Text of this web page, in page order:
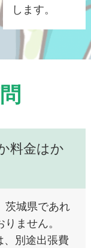
します。
料金はか
茨城県であれ
ません。
別途出張費